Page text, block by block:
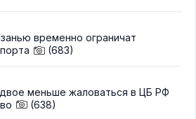
временно ограничат
(683)
меньше жаловаться в ЦБ РФ
(638)